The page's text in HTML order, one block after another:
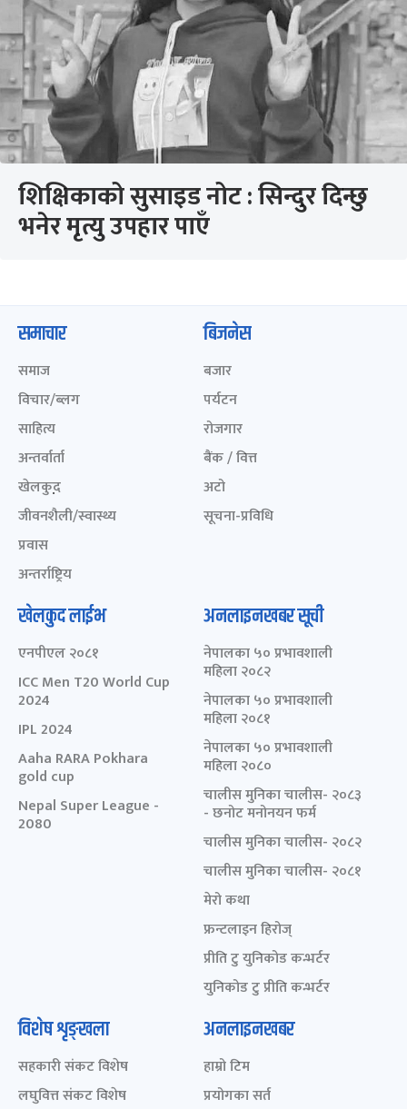
शिक्षिकाको सुसाइड नोट : सिन्दुर दिन्छु
भनेर मृत्यु उपहार पाएँ
समाचार
समाज
विचार/ब्लग
साहित्य
अन्तर्वार्ता
खेलकुद़़
जीवनशैली/स्वास्थ्य
प्रवास
अन्तर्राष्ट्रिय
बिजनेस
बजार
पर्यटन
रोजगार
बैंक / वित्त
अटो
सूचना-प्रविधि
खेलकुद लाईभ
एनपीएल २०८१
ICC Men T20 World Cup
2024
IPL 2024
Aaha RARA Pokhara
gold cup
Nepal Super League -
2080
अनलाइनखबर सूची
नेपालका ५० प्रभावशाली
महिला २०८२
नेपालका ५० प्रभावशाली
महिला २०८१
नेपालका ५० प्रभावशाली
महिला २०८०
चालीस मुनिका चालीस- २०८३
- छनोट मनोनयन फर्म
चालीस मुनिका चालीस- २०८२
चालीस मुनिका चालीस- २०८१
मेरो कथा
फ्रन्टलाइन हिरोज्
प्रीति टु युनिकोड कन्भर्टर
युनिकोड टु प्रीति कन्भर्टर
विशेष शृङ्खला
सहकारी संकट विशेष
लघुवित्त संकट विशेष
अनलाइनखबर
हाम्रो टिम
प्रयोगका सर्त